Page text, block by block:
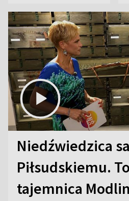
Niedźwiedzica
Piłsudskiemu.
tajemnica